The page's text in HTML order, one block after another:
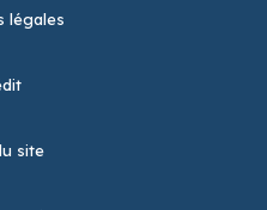
légales
site